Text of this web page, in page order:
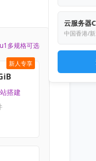
多规格可选
新人专享
搭建
云服务器
中国香港/